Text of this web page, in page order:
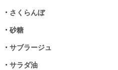
• さくらんぼ
• 砂糖
• サブラージュ
• サラダ油